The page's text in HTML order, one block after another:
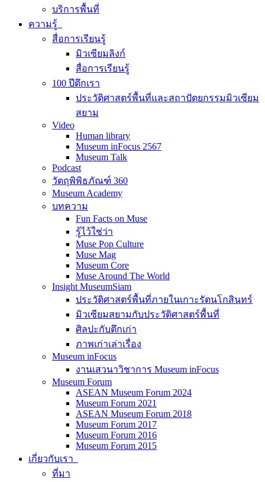
บริการพื้นที่
ความรู้
สื่อการเรียนรู้
มิวเซียมลิงก์
สื่อการเรียนรู้
100 ปีตึกเรา
ประวัติศาสตร์พื้นที่และสถาปัตยกรรมมิวเซียม
สยาม
Video
Human library
Museum inFocus 2567
Museum Talk
Podcast
วัตถุพิพิธภัณฑ์ 360
Museum Academy
บทความ
Fun Facts on Muse
รู้ไว้ใช่ว่า
Muse Pop Culture
Muse Mag
Museum Core
Muse Around The World
Insight MuseumSiam
ประวัติศาสตร์พื้นที่ภายในเกาะรัตนโกสินทร์
มิวเซียมสยามกับประวัติศาสตร์พื้นที่
ศิลปะกับตึกเก่า
ภาพเก่าเล่าเรื่อง
Museum inFocus
งานเสวนาวิชาการ Museum inFocus
Museum Forum
ASEAN Museum Forum 2024
Museum Forum 2021
ASEAN Museum Forum 2018
Museum Forum 2017
Museum Forum 2016
Museum Forum 2015
เกี่ยวกับเรา
ที่มา